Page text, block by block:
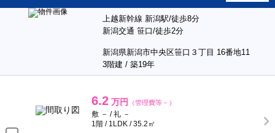
上越新幹線 新潟駅/徒歩8分
新潟交通 笹口/徒歩2分
新潟県新潟市中央区笹口３丁目 16番地11
3階建 / 築19年
6.2 万円 （管理費等－）
敷 － / 礼 －
1階 / 1LDK / 35.2㎡